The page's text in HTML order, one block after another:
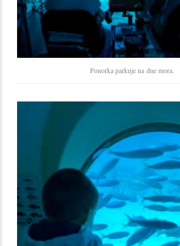
Ponorka parkuje na dne mora.